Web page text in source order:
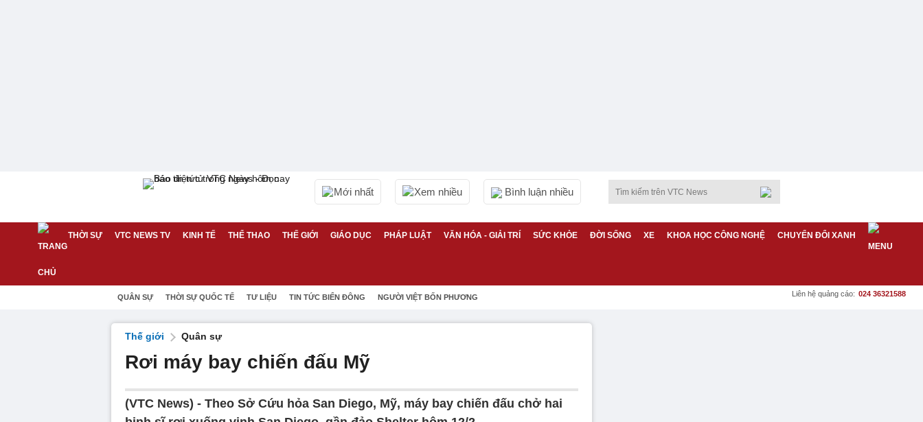
Mới nhất Xem nhiều Bình luận nhiều
THỜI SỰ VTC NEWS TV KINH TẾ THỂ THAO THẾ GIỚI GIÁO DỤC PHÁP LUẬT VĂN HÓA - GIẢI TRÍ SỨC KHỎE ĐỜI SỐNG XE KHOA HỌC CÔNG NGHỆ CHUYỂN ĐỔI XANH
QUÂN SỰ THỜI SỰ QUỐC TẾ TƯ LIỆU TIN TỨC BIỂN ĐÔNG NGƯỜI VIỆT BỐN PHƯƠNG Liên hệ quảng cáo: 024 36321588
Thế giới Quân sự
Rơi máy bay chiến đấu Mỹ
(VTC News) - Theo Sở Cứu hỏa San Diego, Mỹ, máy bay chiến đấu chở hai